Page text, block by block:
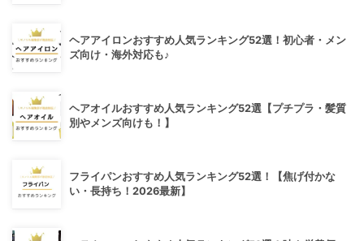
ヘアアイロンおすすめ人気ランキング52選！初心者・メン
ズ向け・海外対応も♪
ヘアオイルおすすめ人気ランキング52選【プチプラ・髪質
別やメンズ向けも！】
フライパンおすすめ人気ランキング52選！【焦げ付かな
い・長持ち！2026最新】